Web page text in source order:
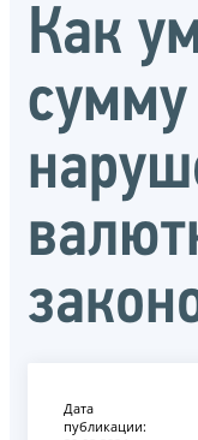
Как
Дата
публикации: